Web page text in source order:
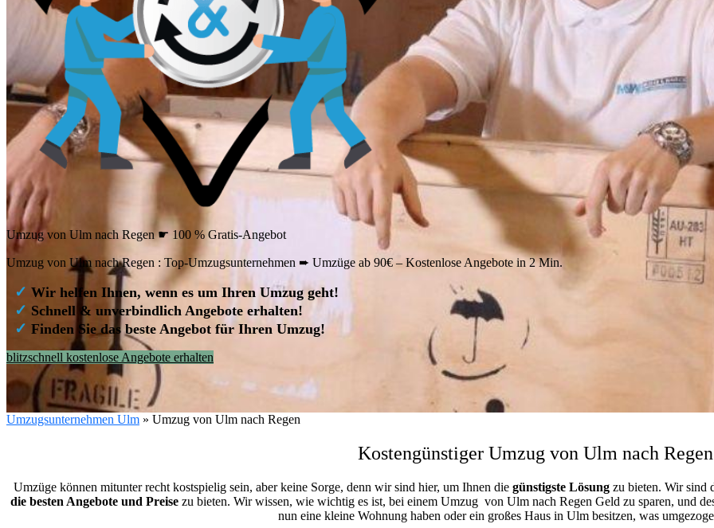
Umzug von Ulm nach Regen ☛ 100 % Gratis-Angebot
Umzug von Ulm nach Regen : Top-Umzugsunternehmen ➨ Umzüge ab 90€ – Kostenlose Angebote in 2 Min.
✓ Wir helfen Ihnen, wenn es um Ihren Umzug geht!
✓ Schnell & unverbindlich Angebote erhalten!
✓ Finden Sie das beste Angebot für Ihren Umzug!
blitzschnell kostenlose Angebote erhalten
Umzugsunternehmen Ulm » Umzug von Ulm nach Regen
Kostengünstiger Umzug von Ulm nach Regen
Umzüge können mitunter recht kostspielig sein, aber keine Sorge, denn wir sind hier, um Ihnen die günstigste Lösungzu bieten. Wir sind
die besten Angebote und Preise zu bieten. Wir wissen, wie wichtig es ist, bei einem Umzug von Ulm nach Regen Geld zu sparen, und
nun eine kleine Wohnung haben oder ein großes Haus in Ulm besitzen, was